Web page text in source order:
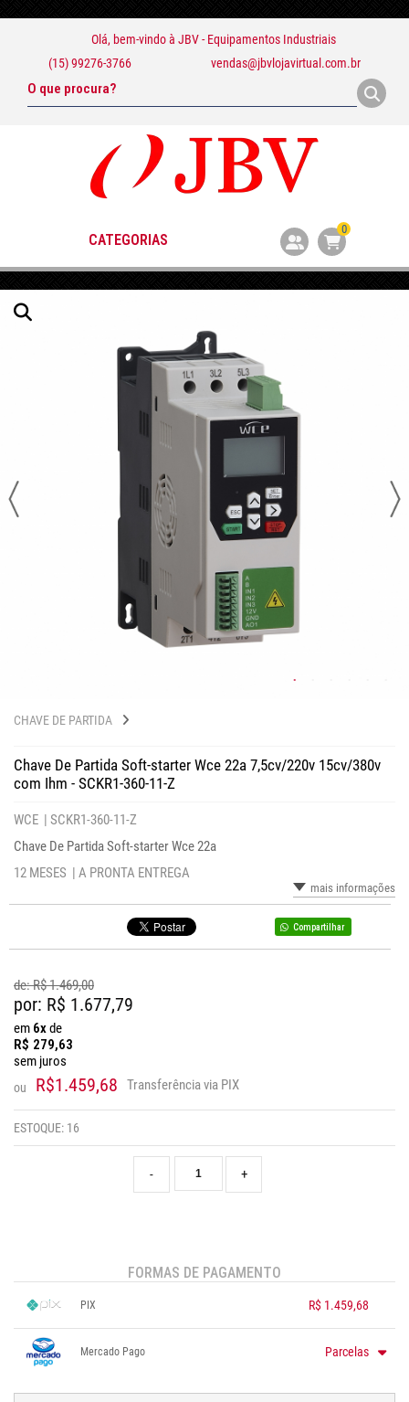
Olá, bem-vindo à JBV - Equipamentos Industriais
(15) 99276-3766
vendas@jbvlojavirtual.com.br
CATEGORIAS
0
CHAVE DE PARTIDA
Chave De Partida Soft-starter Wce 22a 7,5cv/220v 15cv/380v
com Ihm - SCKR1-360-11-Z
WCE | SCKR1-360-11-Z
Chave De Partida Soft-starter Wce 22a
12 MESES | A PRONTA ENTREGA
mais informações
Compartilhar
de: R$1.469,00
por: R$ 1.677,79
em 6xde
R$ 279,63
sem juros
ou R$1.459,68 Transferência via PIX
ESTOQUE: 16
+
-
FORMAS DE PAGAMENTO
PIX R$ 1.459,68
..
Mercado Pago Parcelas